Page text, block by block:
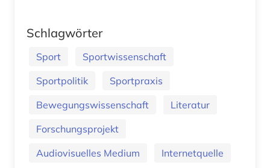
Schlagwörter
Sport
Sportwissenschaft
Sportpolitik
Sportpraxis
Bewegungswissenschaft
Literatur
Forschungsprojekt
Audiovisuelles Medium
Internetquelle